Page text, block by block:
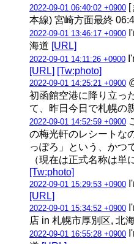
2022-09-01 06:40:02 +0900 [
本線) 宮崎方面最終
2022-09-01 13:46:17 +0900
海道 [URL]
2022-09-01 14:11:26 +0900
[URL] [Tw:photo]
2022-09-01 14:25:21 +0900
初函館空港に降り立っ
て、昨日今日で札幌の
2022-09-01 14:52:59 +0900
の梅光軒のレシートな
っぽろ」という、かつ
（現在は正式名称は単
[Tw:photo]
2022-09-01 15:29:53 +0900
[URL]
2022-09-01 15:34:52 +0900
店 in 札幌市厚別区, 北
2022-09-01 16:55:28 +0900